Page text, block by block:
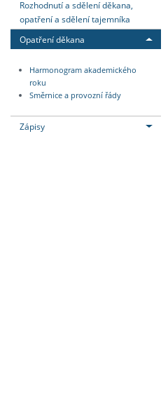
Rozhodnutí a sdělení děkana,
opatření a sdělení tajemníka
Opatření děkana
Harmonogram akademického
roku
Směrnice a provozní řády
Zápisy